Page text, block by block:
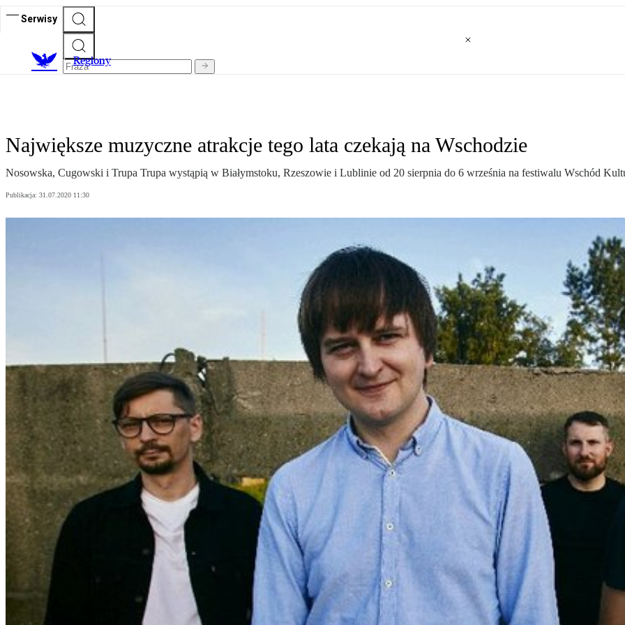
Serwisy
Regiony
Największe muzyczne atrakcje tego lata czekają na Wschodzie
Nosowska, Cugowski i Trupa Trupa wystąpią w Białymstoku, Rzeszowie i Lublinie od 20 sierpnia do 6 września na festiwalu Wschód
Publikacja: 31.07.2020 11:30